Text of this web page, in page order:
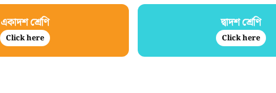
একাদশ শ্রেণি
Click here
দ্বাদশ শ্রেণি
Click here